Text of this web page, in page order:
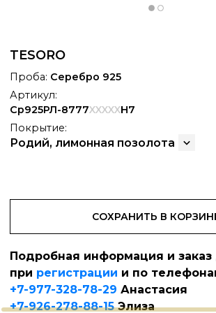
+
TESORO
Проба: Серебро 925
Артикул:
Ср925РЛ-8777XXXXXН7
Покрытие:
Родий, лимонная позолота
СОХРАНИТЬ В
Подробная информация и
при регистрации и по
+7-977-328-78-29 Анастасия
+7-926-278-88-15Элиза